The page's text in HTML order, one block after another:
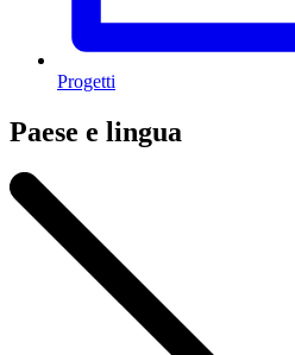
Progetti
Paese e lingua